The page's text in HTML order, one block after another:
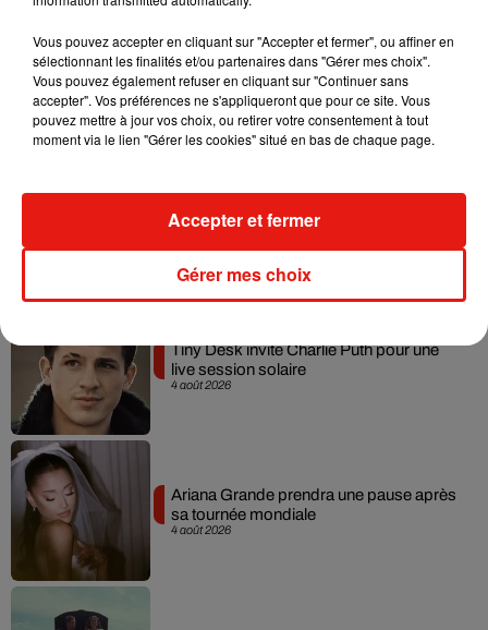
Musique
Becky G sur son nouveau single
4 août 2026
Tiny Desk invite Charlie Puth pour une
live session solaire
4 août 2026
Ariana Grande prendra une pause après
sa tournée mondiale
Vous pouvez accepter en cliquant sur "Accepter et fermer", ou affiner en
sélectionnant les finalités et/ou partenaires dans "Gérer mes choix".
Vous pouvez également refuser en cliquant sur "Continuer sans
accepter". Vos préférences ne s'appliqueront que pour ce site. Vous
pouvez mettre à jour vos choix, ou retirer votre consentement à tout
moment via le lien "Gérer les cookies" situé en bas de chaque page.
Gérer mes choix
Accepter et fermer